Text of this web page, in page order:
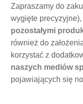
Zapraszamy do
wygięte
pozostałymi
również do
korzystać z
naszych mediów
pojawiających się